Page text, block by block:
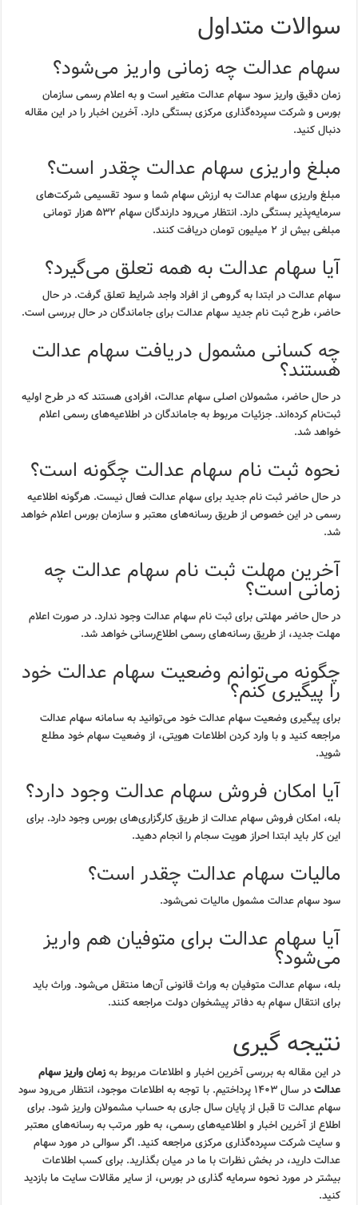
سوالات متداول
سهام عدالت چه زمانی واریز می‌شود؟
زمان دقیق واریز سود سهام عدالت متغیر است و به اعلام رسمی سازمان
بورس و شرکت سپرده‌گذاری مرکزی بستگی دارد. آخرین اخبار را در این مقاله
دنبال کنید.
مبلغ واریزی سهام عدالت چقدر است؟
مبلغ واریزی سهام عدالت به ارزش سهام شما و سود تقسیمی شرکت‌های
سرمایه‌پذیر بستگی دارد. انتظار می‌رود دارندگان سهام ۵۳۲ هزار تومانی
مبلغی بیش از ۲ میلیون تومان دریافت کنند.
آیا سهام عدالت به همه تعلق می‌گیرد؟
سهام عدالت در ابتدا به گروهی از افراد واجد شرایط تعلق گرفت. در حال
حاضر، طرح ثبت نام جدید سهام عدالت برای جاماندگان در حال بررسی است.
چه کسانی مشمول دریافت سهام عدالت
هستند؟
در حال حاضر، مشمولان اصلی سهام عدالت، افرادی هستند که در طرح اولیه
ثبت‌نام کرده‌اند. جزئیات مربوط به جاماندگان در اطلاعیه‌های رسمی اعلام
خواهد شد.
نحوه ثبت نام سهام عدالت چگونه است؟
در حال حاضر ثبت نام جدید برای سهام عدالت فعال نیست. هرگونه اطلاعیه
رسمی در این خصوص از طریق رسانه‌های معتبر و سازمان بورس اعلام خواهد
شد.
آخرین مهلت ثبت نام سهام عدالت چه
زمانی است؟
در حال حاضر مهلتی برای ثبت نام سهام عدالت وجود ندارد. در صورت اعلام
مهلت جدید، از طریق رسانه‌های رسمی اطلاع‌رسانی خواهد شد.
چگونه می‌توانم وضعیت سهام عدالت خود
را پیگیری کنم؟
برای پیگیری وضعیت سهام عدالت خود می‌توانید به سامانه سهام عدالت
مراجعه کنید و با وارد کردن اطلاعات هویتی، از وضعیت سهام خود مطلع
شوید.
آیا امکان فروش سهام عدالت وجود دارد؟
بله، امکان فروش سهام عدالت از طریق کارگزاری‌های بورس وجود دارد. برای
این کار باید ابتدا احراز هویت سجام را انجام دهید.
مالیات سهام عدالت چقدر است؟
سود سهام عدالت مشمول مالیات نمی‌شود.
آیا سهام عدالت برای متوفیان هم واریز
می‌شود؟
بله، سهام عدالت متوفیان به وراث قانونی آن‌ها منتقل می‌شود. وراث باید
برای انتقال سهام به دفاتر پیشخوان دولت مراجعه کنند.
نتیجه گیری
در این مقاله به بررسی آخرین اخبار و اطلاعات مربوط بهزمان واریز سهام
عدالت
در سال ۱۴۰۳ پرداختیم. با توجه به اطلاعات موجود، انتظار می‌رود سود
سهام عدالت تا قبل از پایان سال جاری به حساب مشمولان واریز شود. برای
اطلاع از آخرین اخبار و اطلاعیه‌های رسمی، به طور مرتب به رسانه‌های معتبر
و سایت شرکت سپرده‌گذاری مرکزی مراجعه کنید. اگر سوالی در مورد سهام
عدالت دارید، در بخش نظرات با ما در میان بگذارید. برای کسب اطلاعات
بیشتر در مورد نحوه سرمایه گذاری در بورس، از سایر مقالات سایت ما بازدید
کنید.